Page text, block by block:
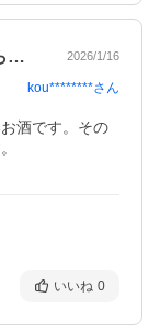
非常においしかったです。あてのいらない… 2026/1/16
kou********さん
酒です。その
いいね 0